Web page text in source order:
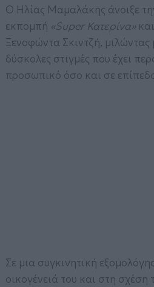
Ο Ηλίας Μαμαλάκης άνοιξε
εκπομπή «Super Κατερίνα»
Ξενοφώντα Σκιντζή, μιλώντας
δύσκολες στιγμές που έχει
προσωπικό όσο και σε
Σε μια συγκινητική
οικογένειά του και στη σχέση